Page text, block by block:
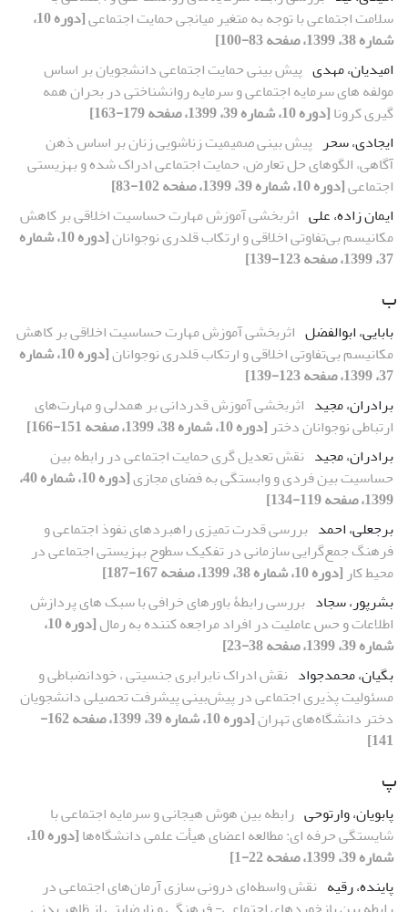
سلامت اجتماعی با توجه به متغیر میانجی حمایت اجتماعی
[دوره 10،
شماره 38، 1399، صفحه 83-100]
امیدیان، مهدی پیش بینی حمایت اجتماعی دانشجویان بر اساس
مولفه های سرمایه اجتماعی و سرمایه روانشناختی در بحران همه
گیری کرونا[دوره 10، شماره 39، 1399، صفحه 179-163]
ایجادی، سحر پیش بینی صمیمیت زناشویی زنان بر اساس ذهن
آگاهی، الگوهای حل تعارض، حمایت اجتماعی ادراک شده و بهزیستی
اجتماعی[دوره 10، شماره 39، 1399، صفحه 102-83]
ایمان زاده، علی اثربخشی آموزش مهارت حساسیت اخلاقی بر کاهش
مکانیسم بی‌تفاوتی اخلاقی و ارتکاب قلدری نوجوانان
[دوره 10، شماره
37، 1399، صفحه 123-139]
ب
بابایی، ابوالفضل اثربخشی آموزش مهارت حساسیت اخلاقی بر کاهش
مکانیسم بی‌تفاوتی اخلاقی و ارتکاب قلدری نوجوانان
[دوره 10، شماره
37، 1399، صفحه 123-139]
برادران، مجید اثربخشی آموزش قدردانی بر همدلی و مهارت‌های
ارتباطی نوجوانان دختر [دوره 10، شماره 38، 1399، صفحه 151-166]
برادران، مجید نقش تعدیل گری حمایت اجتماعی در رابطه بین
حساسیت بین فردی و وابستگی به فضای مجازی
[دوره 10، شماره 40،
1399، صفحه 119-134]
برجعلی، احمد بررسی قدرت تمیزی راهبردهای نفوذ اجتماعی و
فرهنگ جمع‌گرایی سازمانی در تفکیک سطوح بهزیستی اجتماعی در
محیط کار [دوره 10، شماره 38، 1399، صفحه 167-187]
بشرپور، سجاد بررسی رابطۀ باورهای خرافی با سبک های پردازش
اطلاعات و حس عاملیت در افراد مراجعه کننده به رمال
[دوره 10،
شماره 39، 1399، صفحه 38-23]
بگیان، محمدجواد نقش ادراک نابرابری جنسیتی ، خودانضباطی و
مسئولیت پذیری اجتماعی در پیش‌بینی پیشرفت تحصیلی دانشجویان
دختر دانشگاه‌های تهران
[دوره 10، شماره 39، 1399، صفحه 162-
141]
پ
پابویان، وارتوحی رابطه بین هوش هیجانی و سرمایه اجتماعی با
شایستگی حرفه ای: مطالعه اعضای هیأت علمی دانشگاه‌ها
[دوره 10،
شماره 39، 1399، صفحه 22-1]
پاینده، رقیه نقش واسطه‌ای درونی سازی آرمان‌های اجتماعی در